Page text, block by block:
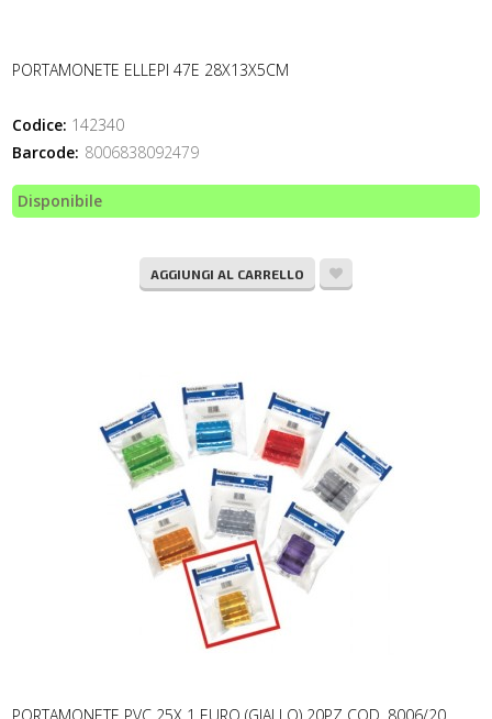
PORTAMONETE ELLEPI 47E 28X13X5CM
Codice: 142340
Barcode: 8006838092479
Disponibile
AGGIUNGI AL CARRELLO